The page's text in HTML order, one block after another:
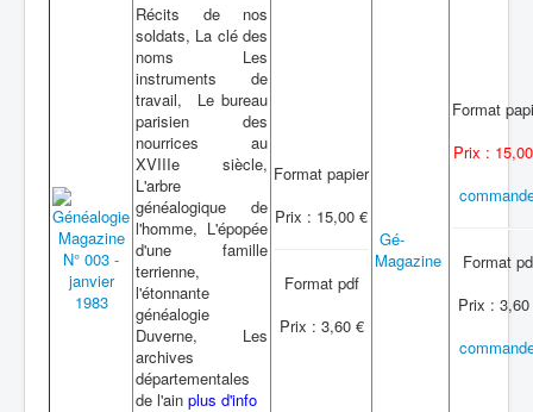
Récits de nos
soldats, La clé des
noms Les
instruments de
travail, Le bureau
parisien des
nourrices au
XVIIIe siècle,
L'arbre
généalogique de
l'homme, L'épopée
d'une famille
terrienne,
l'étonnante
généalogie
Duverne, Les
archives
départementales
de l'ain plus d'info
Format papier
Prix : 15,00 €
Format pdf
Prix : 3,60 €
Gé-
Magazine
Format
Prix :
Format
Prix : 3,60